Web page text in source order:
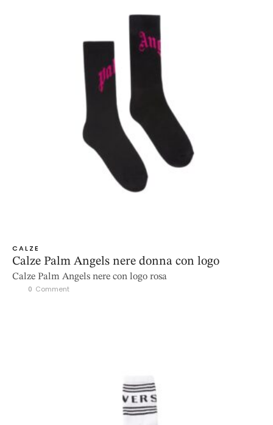
CALZE
Calze Palm Angels nere donna con logo
Calze Palm Angels nere con logo rosa
0 Comment